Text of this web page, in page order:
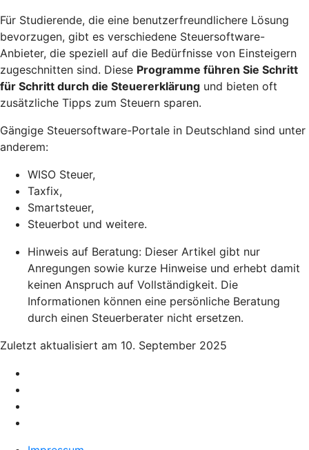
Für Studierende, die eine benutzerfreundlichere Lösung
bevorzugen, gibt es verschiedene Steuersoftware-
Anbieter, die speziell auf die Bedürfnisse von Einsteigern
zugeschnitten sind. Diese Programme führen Sie Schritt
für Schritt durch die Steuererklärung und bieten oft
zusätzliche Tipps zum Steuern sparen.
Gängige Steuersoftware-Portale in Deutschland sind unter
anderem:
WISO Steuer,
Taxfix,
Smartsteuer,
Steuerbot und weitere.
Hinweis auf Beratung: Dieser Artikel gibt nur
Anregungen sowie kurze Hinweise und erhebt damit
keinen Anspruch auf Vollständigkeit. Die
Informationen können eine persönliche Beratung
durch einen Steuerberater nicht ersetzen.
Zuletzt aktualisiert am 10. September 2025